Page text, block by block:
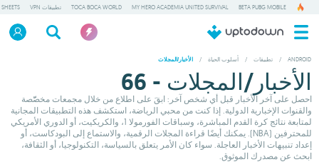
BETA PUBG MOBILE
MY HERO ACADEMIA UNITED SURVIVAL
TOCA BOCA WORLD تطبيقات VPN
ANDROID
/ تطبيقات / أسلوب الحياة / الأخبار/المجلات
الأخبار/المجلات - 66
احصل على آخر الأخبار قبل أي شخص آخر: ابقَ على اطلاع من خلال مجمعات مخصّّصة
والقنوات الإخبارية الدولية. إذا كنت من محبي الرياضة، استكشف هذه التطبيقات المجانية
لمتابعة نتائج كرة القدم المباشرة، وسباقات الفورمولا 1، والكريكيت، أو الدوري الأمريكي
للمحترفين (NBA). يمكنك أيضًا قراءة المجلات الرقمية، والاستماع إلى البودكاست، أو
إعداد تنبيهات الأخبار العاجلة. سواء كان الأمر يتعلق بالسياسة، التكنولوجيا، أو الثقافة،
ابحث عن مصدرك الموثوق.